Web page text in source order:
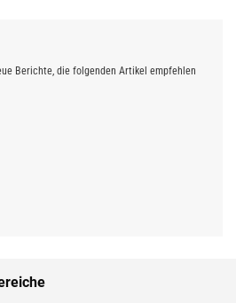
Berichte, die folgenden Artikel empfehlen